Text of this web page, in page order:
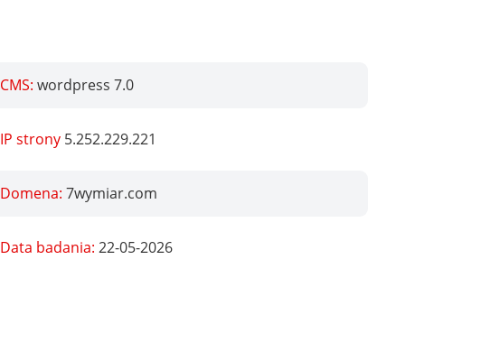
CMS: wordpress 7.0
IP strony 5.252.229.221
Domena: 7wymiar.com
Data badania: 22-05-2026